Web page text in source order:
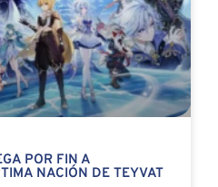
POR FIN A
NACIÓN DE TEYVAT